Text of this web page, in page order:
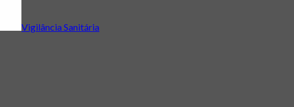
Vigilância Sanitária